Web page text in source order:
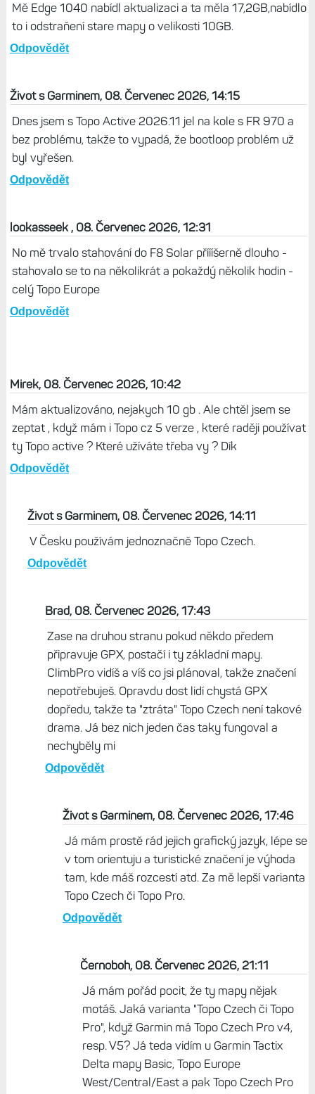
Mě Edge 1040 nabídl aktualizaci a ta měla 17,2GB,nabídlo
to i odstraňení stare mapy o velikosti 10GB.
Odpovědět
Život s Garminem, 08. Červenec 2026, 14:15
Dnes jsem s Topo Active 2026.11 jel na kole s FR 970 a
bez problému, takže to vypadá, že bootloop problém už
byl vyřešen.
Odpovědět
lookasseek , 08. Červenec 2026, 12:31
No mě trvalo stahování do F8 Solar příííšerně dlouho -
stahovalo se to na několikrát a pokaždý několik hodin -
celý Topo Europe
Odpovědět
Mirek, 08. Červenec 2026, 10:42
Mám aktualizováno, nejakych 10 gb . Ale chtěl jsem se
zeptat , když mám i Topo cz 5 verze , které raději používat
ty Topo active ? Které užíváte třeba vy ? Dík
Odpovědět
Život s Garminem, 08. Červenec 2026, 14:11
V Česku používám jednoznačně Topo Czech.
Odpovědět
Brad, 08. Červenec 2026, 17:43
Zase na druhou stranu pokud někdo předem
připravuje GPX, postačí i ty základní mapy.
ClimbPro vidíš a víš co jsi plánoval, takže značení
nepotřebuješ. Opravdu dost lidí chystá GPX
dopředu, takže ta "ztráta" Topo Czech není takové
drama. Já bez nich jeden čas taky fungoval a
nechyběly mi
Odpovědět
Život s Garminem, 08. Červenec 2026, 17:46
Já mám prostě rád jejich grafický jazyk, lépe se
v tom orientuju a turistické značení je výhoda
tam, kde máš rozcestí atd. Za mě lepší varianta
Topo Czech či Topo Pro.
Odpovědět
Černoboh, 08. Červenec 2026, 21:11
Já mám pořád pocit, že ty mapy nějak
motáš. Jaká varianta "Topo Czech či Topo
Pro", když Garmin má Topo Czech Pro v4,
resp. V5? Já teda vidím u Garmin Tactix
Delta mapy Basic, Topo Europe
West/Central/East a pak Topo Czech Pro